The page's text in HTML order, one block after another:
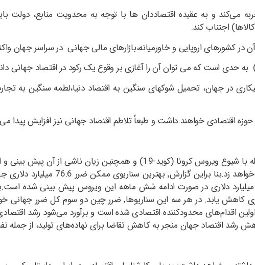
می‌کند و به عقیده اقتصاددان ها با توجه به محدویت منابع، دولت
اجتناب کند.
در کشورهای اروپایی و خاورمیانه،بازارهای مالی جهانی در سراسر جهان
در جهان، تحمیل شوکهای سنگین به اقتصاد دنیا،‌لطمه سنگین به
حوزه اقتصادی خواهند داشت و طبعاً تلاطم اقتصاد جهانی نیز افزایش پیدا
این ویروس احتمالا 346.9 میلیارد
ضرر 155.9 میلیارد دلاری برای تداوم سه ماهه و ضرر 346.9 میلیارد دلاری در صورت ادامه شش ماهه این
کشورهای در حال توسعه آسیا و جهان به دلیل شیوع این بیماری کاهش یابد.
اقتصاد جهان منجر به کاهش تقاضا برای نهاده‌های تولید، از جمله